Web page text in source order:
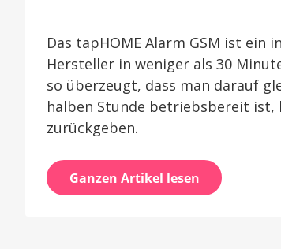
Das tapHOME Alarm GSM ist
Hersteller in weniger als 30
so überzeugt, dass man darauf
halben Stunde betriebsbereit ist,
zurückgeben.
Ganzen Artikel lesen